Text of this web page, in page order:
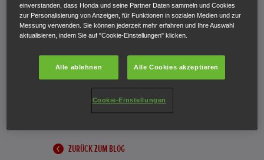
Unsere Entscheidung, dieses Ziel der
„Elektromobilität“ voranzutreiben, basiert auf
elektrifizierten Produkte setzen, die wir unter
dem Markennamen „e:Technology“
zusammengeführt haben.
ZURÜCK ZUM BLOG
einverstanden, dass Honda und seine Partner Daten sammeln und Cookies
zur Personalisierung von Anzeigen, für Funktionen in sozialen Medien und zur
Messung verwenden. Sie können jederzeit mehr erfahren und Ihre Auswahl
aktualisieren, indem Sie auf "Cookie-Einstellungen" klicken.
Alle ablehnen Alle Cookies akzeptieren
Cookie-Einstellungen